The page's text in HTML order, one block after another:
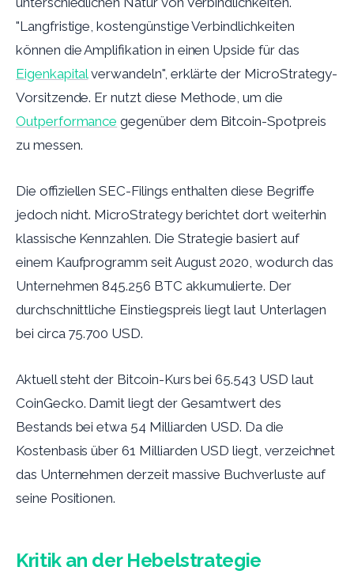
"Langfristige, kostengünstige Verbindlichkeiten
können die Amplifikation in einen Upside für das
Eigenkapitalverwandeln", erklärte der MicroStrategy-
Vorsitzende. Er nutzt diese Methode, um die
Outperformance gegenüber dem Bitcoin-Spotpreis
zu messen.
Die offiziellen SEC-Filings enthalten diese Begriffe
jedoch nicht. MicroStrategy berichtet dort weiterhin
klassische Kennzahlen. Die Strategie basiert auf
einem Kaufprogramm seit August 2020, wodurch das
Unternehmen 845.256 BTC akkumulierte. Der
durchschnittliche Einstiegspreis liegt laut Unterlagen
bei circa 75.700 USD.
Aktuell steht der Bitcoin-Kurs bei 65.543 USD laut
CoinGecko. Damit liegt der Gesamtwert des
Bestands bei etwa 54 Milliarden USD. Da die
Kostenbasis über 61 Milliarden USD liegt, verzeichnet
das Unternehmen derzeit massive Buchverluste auf
seine Positionen.
Kritik an der Hebelstrategie